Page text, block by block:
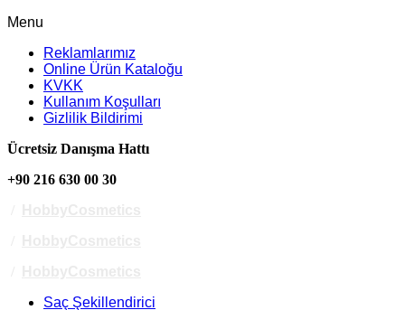
Menu
Reklamlarımız
Online Ürün Kataloğu
KVKK
Kullanım Koşulları
Gizlilik Bildirimi
Ücretsiz Danışma Hattı
+90 216 630 00 30
Saç Şekillendirici